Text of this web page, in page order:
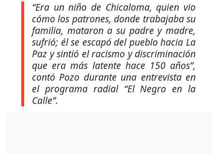
“Era un niño de Chicaloma, quien vio
cómo los patrones, donde trabajaba su
familia, mataron a su padre y madre,
sufrió; él se escapó del pueblo hacia La
Paz y sintió el racismo y discriminación
que era más latente hace 150 años”,
contó Pozo durante una entrevista en
el programa radial “El Negro en la
Calle”.